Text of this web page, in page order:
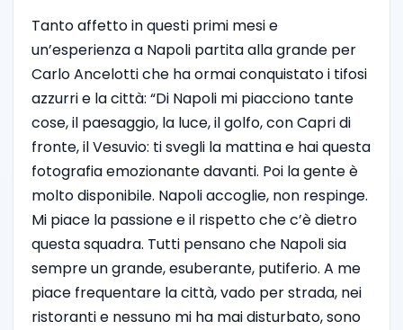
Tanto affetto in questi primi mesi e
un’esperienza a Napoli partita alla grande per
Carlo Ancelotti che ha ormai conquistato i tifosi
azzurri e la città: “Di Napoli mi piacciono tante
cose, il paesaggio, la luce, il golfo, con Capri di
fronte, il Vesuvio: ti svegli la mattina e hai questa
fotografia emozionante davanti. Poi la gente è
molto disponibile. Napoli accoglie, non respinge.
Mi piace la passione e il rispetto che c’è dietro
questa squadra. Tutti pensano che Napoli sia
sempre un grande, esuberante, putiferio. A me
piace frequentare la città, vado per strada, nei
ristoranti e nessuno mi ha mai disturbato, sono